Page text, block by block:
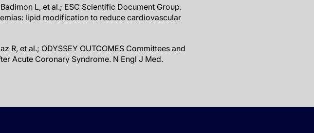
L, et al.; ESC Scientific Document Group.
lipid modification to reduce cardiovascular
R, et al.; ODYSSEY OUTCOMES Committees and
Acute Coronary Syndrome. N Engl J Med.